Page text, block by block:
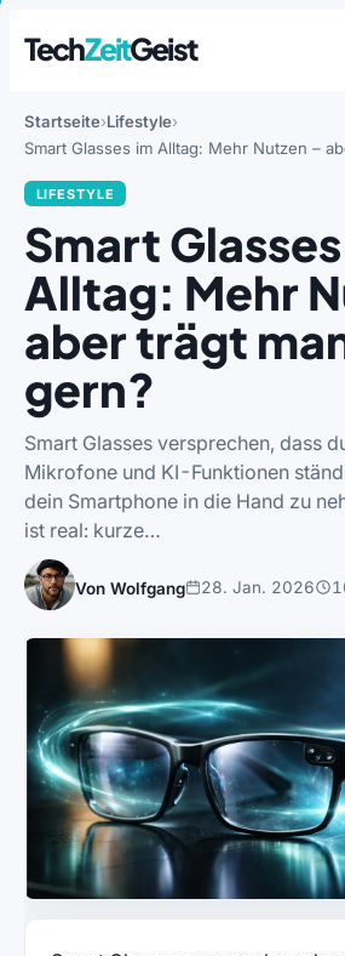
TechZeitGeist
Startseite Lifestyle
Smart Glasses im Alltag: Mehr Nutzen –
LIFESTYLE
Smart
Alltag: Mehr
aber trägt
gern?
Smart Glasses versprechen, dass
Mikrofone und KI-Funktionen
dein Smartphone in die Hand zu
ist real: kurze…
Von Wolfgang 28. Jan. 2026